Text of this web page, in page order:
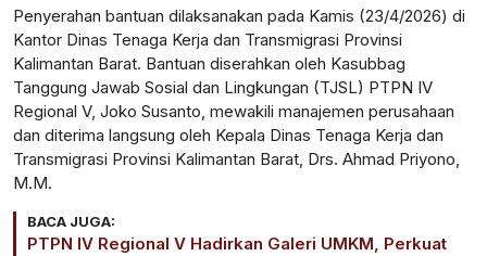
Penyerahan bantuan dilaksanakan pada Kamis (23/4/2026) di
Kantor Dinas Tenaga Kerja dan Transmigrasi Provinsi
Kalimantan Barat. Bantuan diserahkan oleh Kasubbag
Tanggung Jawab Sosial dan Lingkungan (TJSL) PTPN IV
Regional V, Joko Susanto, mewakili manajemen perusahaan
dan diterima langsung oleh Kepala Dinas Tenaga Kerja dan
Transmigrasi Provinsi Kalimantan Barat, Drs. Ahmad Priyono,
M.M.
BACA JUGA:
PTPN IV Regional V Hadirkan Galeri UMKM, Perkuat